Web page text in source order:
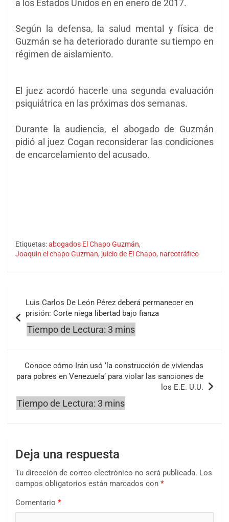
a los Estados Unidos en en enero de 2017.
Según la defensa, la salud mental y física de
Guzmán se ha deteriorado durante su tiempo en
régimen de aislamiento.
El juez acordó hacerle una segunda evaluación
psiquiátrica en las próximas dos semanas.
Durante la audiencia, el abogado de Guzmán
pidió al juez Cogan reconsiderar las condiciones
de encarcelamiento del acusado.
Etiquetas:abogados El Chapo Guzmán,
Joaquin el chapo Guzman, juicio de El Chapo, narcotráfico
de
entradas
Luis Carlos De León Pérez deberá permanecer en
prisión: Corte niega libertad bajo fianza
Conoce cómo Irán usó ‘la construcción de viviendas
para pobres en Venezuela’ para violar las sanciones de
los E.E. U.U.
Deja una respuesta
Tu dirección de correo electrónico no será publicada. Los
campos obligatorios están marcados con *
Comentario *